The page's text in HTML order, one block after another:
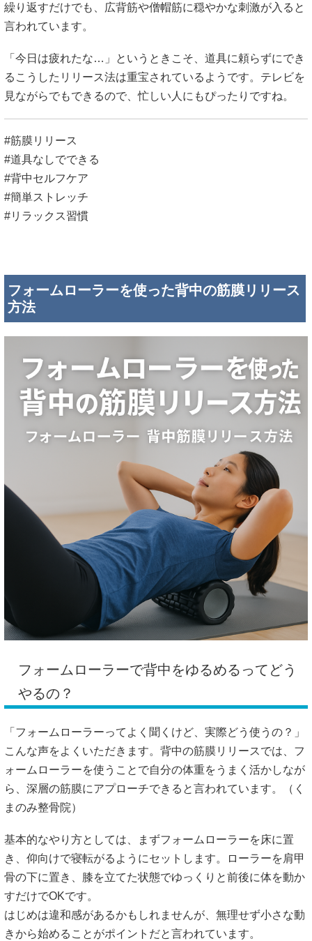
繰り返すだけでも、広背筋や僧帽筋に穏やかな刺激が入ると
言われています。
「今日は疲れたな…」というときこそ、道具に頼らずにでき
るこうしたリリース法は重宝されているようです。テレビを
見ながらでもできるので、忙しい人にもぴったりですね。
#筋膜リリース
#道具なしでできる
#背中セルフケア
#簡単ストレッチ
#リラックス習慣
フォームローラーを使った背中の筋膜リリース
方法
フォームローラーで背中をゆるめるってどう
やるの？
「フォームローラーってよく聞くけど、実際どう使うの？」
こんな声をよくいただきます。背中の筋膜リリースでは、フ
ォームローラーを使うことで自分の体重をうまく活かしなが
ら、深層の筋膜にアプローチできると言われています。（ く
まのみ整骨院）
基本的なやり方としては、まずフォームローラーを床に置
き、仰向けで寝転がるようにセットします。ローラーを肩甲
骨の下に置き、膝を立てた状態でゆっくりと前後に体を動か
すだけでOKです。
はじめは違和感があるかもしれませんが、無理せず小さな動
きから始めることがポイントだと言われています。